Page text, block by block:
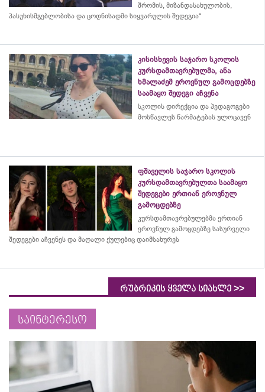
შრომის, მიზანდასახულობის,
პასუხისმგებლობისა და ცოდნისადმი სიყვარულის შედეგია“
კისისხევის საჯარო სკოლის
კურსდამთავრებულმა, ანა
ხმალაძემ ეროვნულ გამოცდებზე
საამაყო შედეგი აჩვენა
სკოლის დირექცია და პედაგოგები
მოსწავლეს წარმატებას ულოცავენ
ფშაველის საჯარო სკოლის
კურსდამთავრებულთა საამაყო
შედეგები ერთიან ეროვნულ
გამოცდებზე
კურსდამთავრებულებმა ერთიან
ეროვნულ გამოცდებზე სასურველი
შედეგები აჩვენეს და მაღალი ქულებიც დაიმსახურეს
რუბრიკის ყველა სიახლე >>
საინტერესო